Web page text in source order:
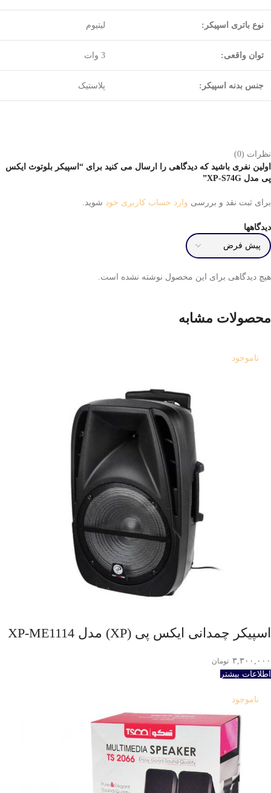
نوع باتری اسپیکر: لیتیوم
توان واقعی: 3 وات
جنس بدنه اسپیکر: پلاستیک
نظرات (0)
دیدگاهها
هیچ دیدگاهی برای این محصول نوشته نشده است.
اولین نفری باشید که دیدگاهی را ارسال می کنید برای “اسپیکر بلوتوث ایکس
پی مدل XP-S74G”
برای ثبت نقد و بررسی وارد حساب کاربری خود شوید.
محصولات مشابه
ناموجود
اسپیکر چمدانی ایکس پی (XP) مدل XP-ME1114
۳,۳۰۰,۰۰۰ تومان
اطلاعات بیشتر
ناموجود